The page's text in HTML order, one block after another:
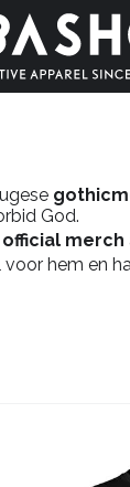
God.
official merch
hem en